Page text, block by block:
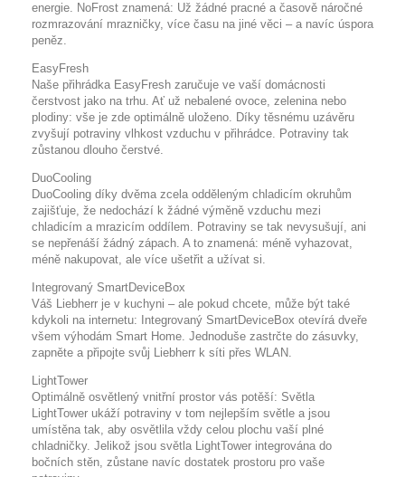
energie. NoFrost znamená: Už žádné pracné a časově náročné
rozmrazování mrazničky, více času na jiné věci – a navíc úspora
peněz.
EasyFresh
Naše přihrádka EasyFresh zaručuje ve vaší domácnosti
čerstvost jako na trhu. Ať už nebalené ovoce, zelenina nebo
plodiny: vše je zde optimálně uloženo. Díky těsnému uzávěru
zvyšují potraviny vlhkost vzduchu v přihrádce. Potraviny tak
zůstanou dlouho čerstvé.
DuoCooling
DuoCooling díky dvěma zcela odděleným chladicím okruhům
zajišťuje, že nedochází k žádné výměně vzduchu mezi
chladicím a mrazicím oddílem. Potraviny se tak nevysušují, ani
se nepřenáší žádný zápach. A to znamená: méně vyhazovat,
méně nakupovat, ale více ušetřit a užívat si.
Integrovaný SmartDeviceBox
Váš Liebherr je v kuchyni – ale pokud chcete, může být také
kdykoli na internetu: Integrovaný SmartDeviceBox otevírá dveře
všem výhodám Smart Home. Jednoduše zastrčte do zásuvky,
zapněte a připojte svůj Liebherr k síti přes WLAN.
LightTower
Optimálně osvětlený vnitřní prostor vás potěší: Světla
LightTower ukáží potraviny v tom nejlepším světle a jsou
umístěna tak, aby osvětlila vždy celou plochu vaší plné
chladničky. Jelikož jsou světla LightTower integrována do
bočních stěn, zůstane navíc dostatek prostoru pro vaše